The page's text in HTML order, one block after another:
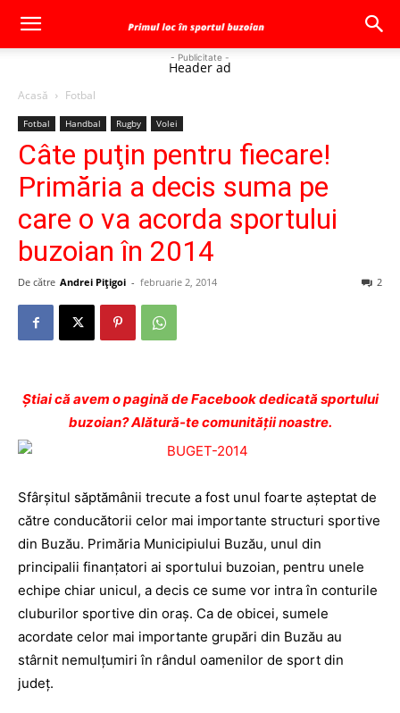
- Publicitate -
Header ad
Acasă Fotbal
Fotbal Handbal Rugby Volei
Câte puţin pentru fiecare!
Primăria a decis suma pe
care o va acorda sportului
buzoian în 2014
De către Andrei Pițigoi - februarie 2, 2014 2
Ştiai că avem o pagină de Facebook dedicată sportului
buzoian? Alătură-te comunității noastre.
Sfârşitul săptămânii trecute a fost unul foarte aşteptat de
către conducătorii celor mai importante structuri sportive
din Buzău. Primăria Municipiului Buzău, unul din
principalii finanţatori ai sportului buzoian, pentru unele
echipe chiar unicul, a decis ce sume vor intra în conturile
cluburilor sportive din oraş. Ca de obicei, sumele
acordate celor mai importante grupări din Buzău au
stârnit nemulţumiri în rândul oamenilor de sport din
judeţ.